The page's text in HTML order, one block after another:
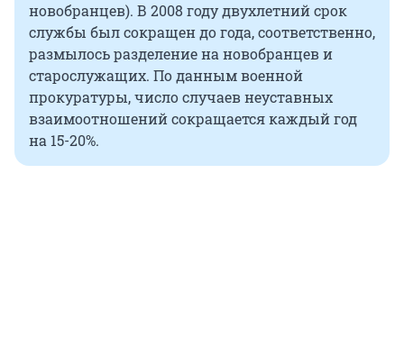
новобранцев). В 2008 году двухлетний срок
службы был сокращен до года, соответственно,
размылось разделение на новобранцев и
старослужащих. По данным военной
прокуратуры, число случаев неуставных
взаимоотношений сокращается каждый год
на 15-20%.